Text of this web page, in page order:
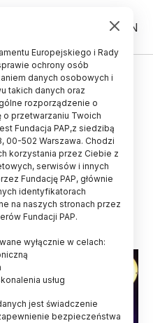
PL EN
i grzyby-
w
finale
Europejskiego i Rady
ochrony osób
danych osobowych i
takich danych oraz
rozporządzenie o
o przetwarzaniu Twoich
Fundacja PAP,z siedzibą
00-502 Warszawa. Chodzi
korzystania przez Ciebie z
serwisów i innych
Fundację PAP, głównie
identyfikatorach
na naszych stronach przez
Fundacji PAP.
wyłącznie w celach:
usług
jest świadczenie
bezpieczeństwa